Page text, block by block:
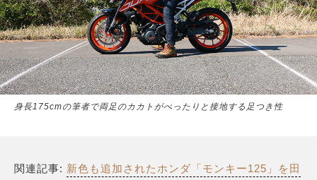
身長175cmの筆者で両足のカカトがべったりと接地する足つき性
関連記事: 新色も追加されたホンダ「モンキー125」を田